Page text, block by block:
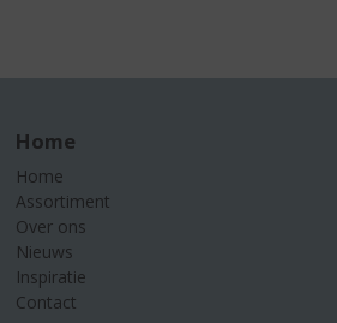
Home
Home
Assortiment
Over ons
Nieuws
Inspiratie
Contact